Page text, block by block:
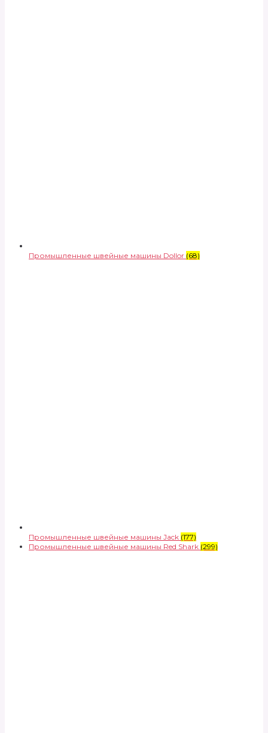
Промышленные швейные машины Dollor (68)
Промышленные швейные машины Jack (177)
Промышленные швейные машины Red Shark (299)